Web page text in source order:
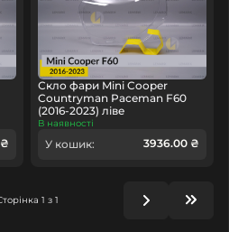
Скло фари Mini Cooper
Countryman Paceman F60
(2016-2023) ліве
В наявності
У кошик: 3936.00 ₴
1 з 1